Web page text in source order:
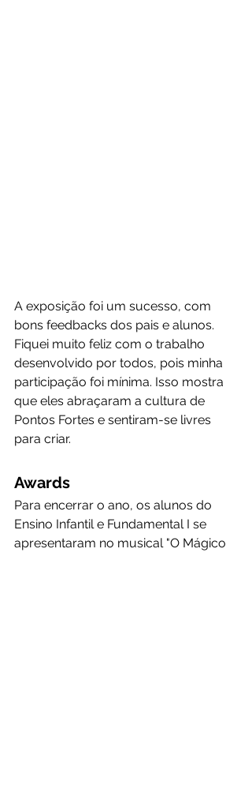
A exposição foi um sucesso, com
bons feedbacks dos pais e alunos.
Fiquei muito feliz com o trabalho
desenvolvido por todos, pois minha
participação foi mínima. Isso mostra
que eles abraçaram a cultura de
Pontos Fortes e sentiram-se livres
para criar.
Awards
Para encerrar o ano, os alunos do
Ensino Infantil e Fundamental I se
apresentaram no musical "O Mágico